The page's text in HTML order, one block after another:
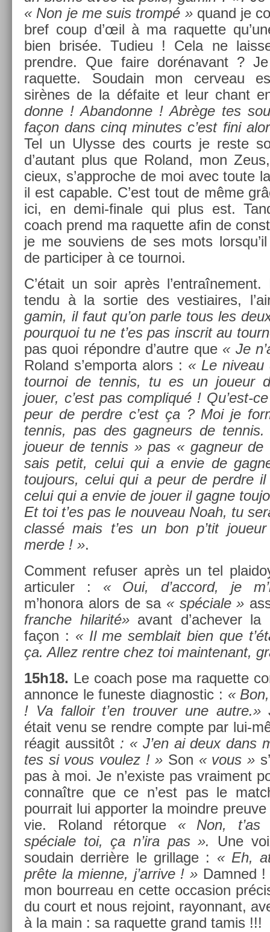
« Non je me suis trompé »quand je
bref coup d’œil à ma raquet­te
bien brisée. Tudieu ! Cela ne
prendre. Que faire dorénavant ? Je
raquet­te. Soudain mon cer­veau
sirènes de la défaite et leur chant
donne ! Ab­an­donne ! Abrège tes
façon dans cinq minutes c’est fini
Tel un Ulys­se des co­urts je reste
d’autant plus que Roland, mon
cieux, s’approc­he de moi avec toute
il est cap­able. C’est tout de même
ici, en demi-finale qui plus est.
coach prend ma raquet­te afin de
je me souviens de ses mots lorsqu’il
de par­ticip­er à ce tour­noi.
C’était un soir après
tendu à la sor­tie des ves­tiaires,
gamin, il faut qu’on parle tous les
pour­quoi tu ne t’es pas in­scrit au
pas quoi répondre d’autre que « Je
Roland s’em­porta alors : « Le niveau
tour­noi de ten­nis, tu es un joueur
jouer, c’est pas com­pliqué ! Qu’est-
peur de per­dre c’est ça ? Moi je
ten­nis, pas des gag­neurs de ten­nis.
joueur de ten­nis » pas « gag­neur
sais petit, celui qui a envie de
toujours, celui qui a peur de per­dre
celui qui a envie de jouer il gagne
Et toi t’es pas le nouveau Noah, tu
classé mais t’es un bon p’tit
merde ! ».
Com­ment re­fus­er après un tel
ar­ticul­er : « Oui, d’ac­cord, je
m’honora alors de sa « spéciale »
franche hilarité»avant d’ac­hev­er la
façon : « Il me semblait bien que
ça. Allez re­ntre chez toi main­tenant,
15h18. Le coach pose ma raquet­te
an­non­ce le funes­te di­ag­nostic : «
! Va fal­loir t’en trouv­er une autre.»
était venu se re­ndre com­pte par lui-
réagit aus­sitôt: « J’en ai deux dans
tes si vous voulez ! » Son « vous »
pas à moi. Je n’exis­te pas vrai­ment
con­naître que ce n’est pas le
pour­rait lui ap­port­er la moindre
vie. Roland rétor­que « Non, t’as
spéciale toi, ça n’ira pas ». Une
soudain derrière le gril­lage : « Eh,
prête la mien­ne, j’ar­rive ! » Dam­ned
mon bour­reau en cette oc­cas­ion
du court et nous re­joint, rayon­nant,
à la main : sa raquet­te grand tamis !!!